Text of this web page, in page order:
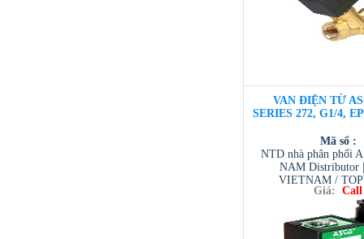
VAN ĐIỆN TỪ
SERIES 272, G1/4,
Mã số :
NTD nhà phân phối
NAM Distributor
VIETNAM /
VIETNAM /
/ TESCOM
Giá: Call